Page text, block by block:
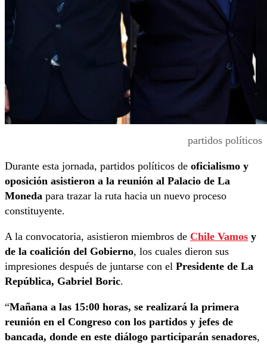
partidos políticos
Durante esta jornada, partidos políticos de oficialismo y
oposición asistieron a la reunión al Palacio de La
Moneda para trazar la ruta hacia un nuevo proceso
constituyente.
A la convocatoria, asistieron miembros de Chile Vamos y
de la coalición del Gobierno, los cuales dieron sus
impresiones después de juntarse con el Presidente de La
República, Gabriel Boric.
“Mañana a las 15:00 horas, se realizará la primera
reunión en el Congreso con los partidos y jefes de
bancada, donde en este diálogo participarán senadores,